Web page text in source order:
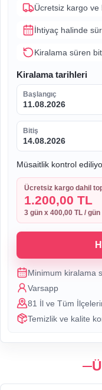
Ücretsiz kargo
İhtiyaç halinde
Kiralama süren
Kiralama tarihleri
Başlangıç
11.08.2026
Bitiş
14.08.2026
Müsaitlik kontrol
Ücretsiz kargo dahil
1.200,00 TL
3 gün x 400,00 TL / gün
Minimum kiralama
Varsapp
81 İl ve Tüm
Temizlik ve kalite